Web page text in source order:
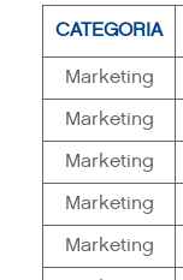
CATEGORIA
Marketing
Marketing
Marketing
Marketing
Marketing